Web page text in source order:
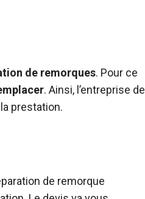
de remorques. Pour ce
. Ainsi, l’entreprise de
prestation.
de remorque